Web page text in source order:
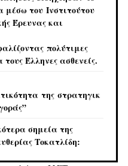
μέσω του Ινστιτούτου
Έρευνας και
πολύτιμες
τους Έλληνες ασθενείς.
της στρατηγικ
σημεία της
Τοκατλίδη: